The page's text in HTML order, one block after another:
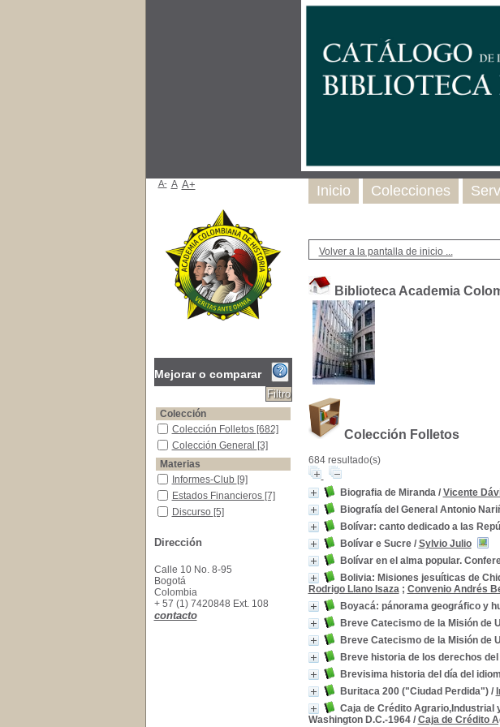
Volver a la pantalla de inicio ...
Biblioteca Academia
Colección Folletos
684 resultado(s)
Biografia de Miranda/ Vicente
Biografía del General Antonio
Bolívar: canto dedicado a las
Bolívar e Sucre/ Sylvio Julio
Bolívar en el alma popular.
Bolivia: Misiones jesuíticas de
Rodrigo Llano Isaza; Convenio Andrés
Boyacá: pánorama geográfico y
Breve Catecismo de la Misión de
Breve Catecismo de la Misión de
Breve historia de los derechos
Brevisima historia del día del
Buritaca 200 ("Ciudad Perdida")/
Caja de Crédito Agrario,Industrial
Washington D.C.-1964/ Caja de Crédito
Inicio Colecciones
A- A A+
Mejorar o comparar
Colección
Colección Folletos
Colección Folletos [682]
Colección General
Colección General [3]
Materias
Informes-Club
Informes-Club [9]
Estados Financieros
Estados Financieros [7]
Discurso
Discurso [5]
Homenajes Postumos-Colombia
Homenajes Postumos-
Vida y obra
Vida y obra[5]
Almanaques--Publicidad
Almanaques--Publicidad
[4]
Estatutos de Sociedades -Colombia
Estatutos de Sociedades -
Colombia
Dirección
Calle 10 No. 8-95
Bogotá
Colombia
+ 57 (1) 7420848 Ext. 108
contacto